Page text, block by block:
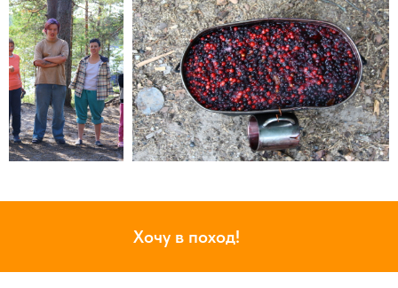
Хочу в поход!